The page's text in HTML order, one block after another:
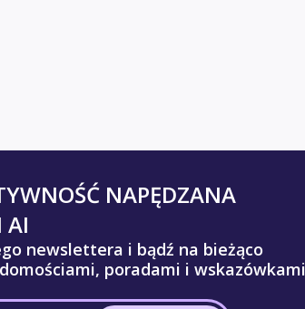
NAPĘDZANA
AI
newslettera i bądź na bieżąco
poradami i